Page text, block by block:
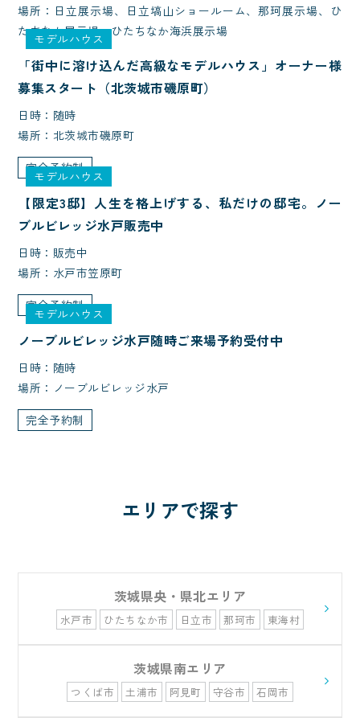
場所：日立展示場、日立塙山ショールーム、那珂展示場、ひ
たちなか展示場、ひたちなか海浜展示場
モデルハウス
「街中に溶け込んだ高級なモデルハウス」オーナー様
募集スタート（北茨城市磯原町）
日時：随時
場所：北茨城市磯原町
完全予約制
モデルハウス
【限定3邸】人生を格上げする、私だけの邸宅。ノー
ブルビレッジ水戸販売中
日時：販売中
場所：水戸市笠原町
完全予約制
モデルハウス
ノーブルビレッジ水戸随時ご来場予約受付中
日時：随時
場所：ノーブルビレッジ水戸
完全予約制
エリアで探す
茨城県央・県北エリア
水戸市 ひたちなか市 日立市 那珂市
東海村
常陸太田市
常陸大宮市 北茨城市 高萩市
茨城県南エリア
つくば市 土浦市 阿見町 守谷市 石岡市